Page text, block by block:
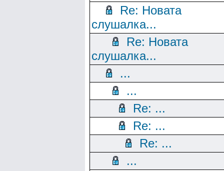
Re: Новата
слушалка...
Re: Новата
слушалка...
...
...
Re: ...
Re: ...
Re: ...
...